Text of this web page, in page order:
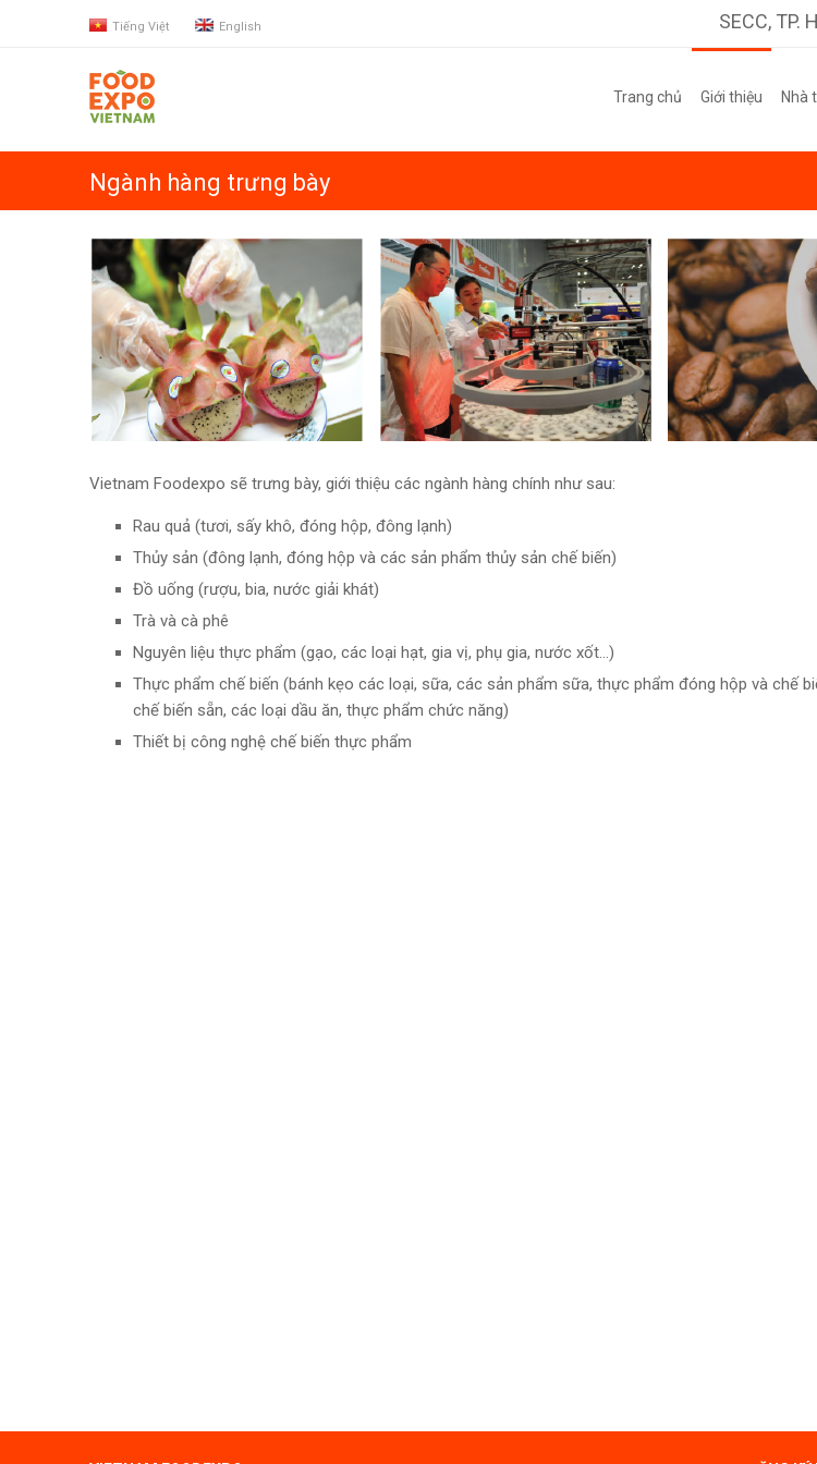
Tiếng Việt English SECC, TP.
Trang chủ Giới thiệu Nhà
Ngành hàng trưng bày
Vietnam Foodexpo sẽ trưng bày, giới thiệu các ngành hàng chính như sau:
Rau quả (tươi, sấy khô, đóng hộp, đông lạnh)
Thủy sản (đông lạnh, đóng hộp và các sản phẩm thủy sản chế biến)
Đồ uống (rượu, bia, nước giải khát)
Trà và cà phê
Nguyên liệu thực phẩm (gạo, các loại hạt, gia vị, phụ gia, nước xốt…)
Thực phẩm chế biến (bánh kẹo các loại, sữa, các sản phẩm sữa, thực phẩm đóng hộp và chế
chế biến sẵn, các loại dầu ăn, thực phẩm chức năng)
Thiết bị công nghệ chế biến thực phẩm